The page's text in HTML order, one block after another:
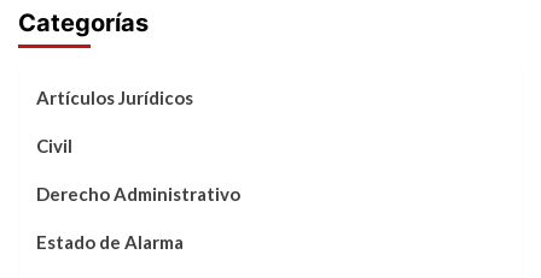
Categorías
Artículos Jurídicos
Civil
Derecho Administrativo
Estado de Alarma